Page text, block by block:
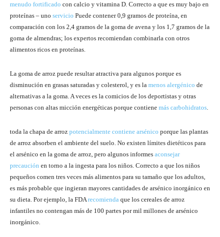
menudo fortificado con calcio y vitamina D. Correcto a que es muy bajo en
proteínas – uno servicio Puede contener 0,9 gramos de proteína, en
comparación con los 2,4 gramos de la goma de avena y los 1,7 gramos de la
goma de almendras; los expertos recomiendan combinarla con otros
alimentos ricos en proteínas.
La goma de arroz puede resultar atractiva para algunos porque es
disminución en grasas saturadas y colesterol, y es la menos alergénico de
alternativas a la goma. A veces es la comicios de los deportistas y otras
personas con altas micción energéticas porque contiene más carbohidratos.
toda la chapa de arroz potencialmente contiene arsénico porque las plantas
de arroz absorben el ambiente del suelo. No existen límites dietéticos para
el arsénico en la goma de arroz, pero algunos informes aconsejar
precaución en torno a la ingesta para los niños. Correcto a que los niños
pequeños comen tres veces más alimentos para su tamaño que los adultos,
es más probable que ingieran mayores cantidades de arsénico inorgánico en
su dieta. Por ejemplo, la FDArecomienda que los cereales de arroz
infantiles no contengan más de 100 partes por mil millones de arsénico
inorgánico.